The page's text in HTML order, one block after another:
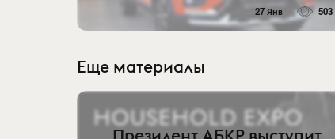
27 Янв 503
Еще материалы